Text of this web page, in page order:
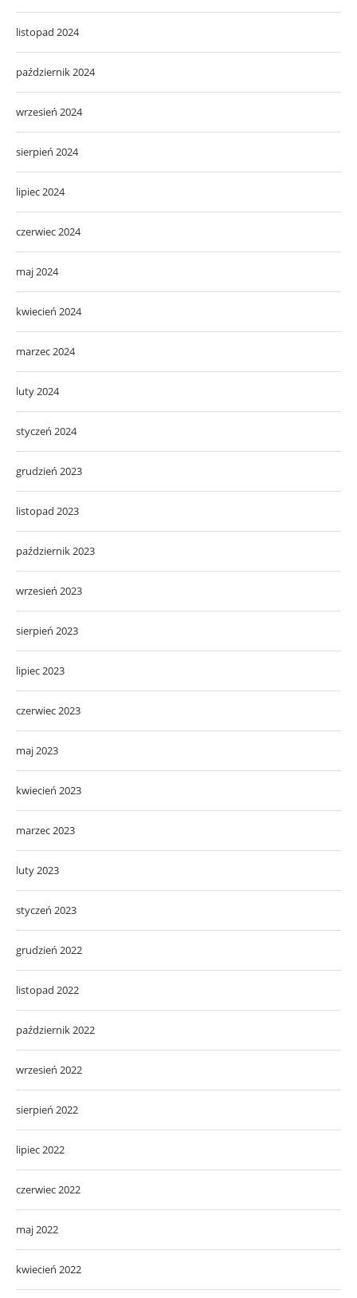
listopad 2024
październik 2024
wrzesień 2024
sierpień 2024
lipiec 2024
czerwiec 2024
maj 2024
kwiecień 2024
marzec 2024
luty 2024
styczeń 2024
grudzień 2023
listopad 2023
październik 2023
wrzesień 2023
sierpień 2023
lipiec 2023
czerwiec 2023
maj 2023
kwiecień 2023
marzec 2023
luty 2023
styczeń 2023
grudzień 2022
listopad 2022
październik 2022
wrzesień 2022
sierpień 2022
lipiec 2022
czerwiec 2022
maj 2022
kwiecień 2022